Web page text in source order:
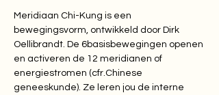
Meridiaan Chi-Kung is een
bewegingsvorm, ontwikkeld door Dirk
Oellibrandt. De 6basisbewegingen openen
en activeren de 12 meridianen of
energiestromen (cfr.Chinese
geneeskunde). Ze leren jou de interne